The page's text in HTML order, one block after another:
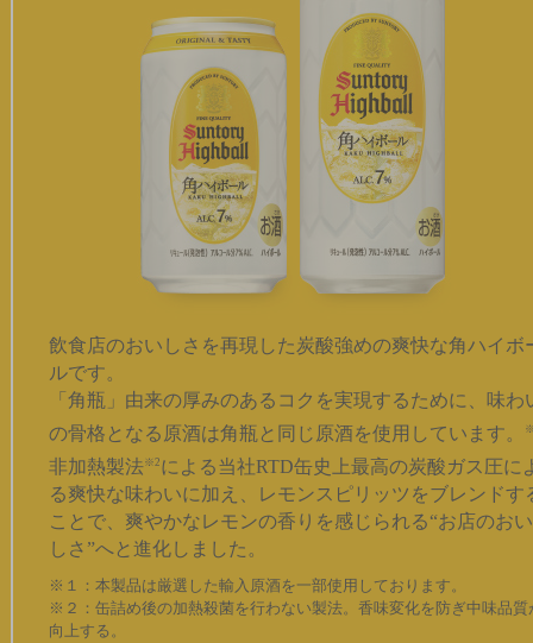
飲食店のおいしさを再現した炭酸強めの爽快な角ハイボ
ルです。
「角瓶」由来の厚みのあるコクを実現するために、味わ
の骨格となる原酒は角瓶と同じ原酒を使用しています。
非加熱製法※2 による当社RTD缶史上最高の炭酸ガス圧に
る爽快な味わいに加え、レモンスピリッツをブレンドす
ことで、爽やかなレモンの香りを感じられる“お店のおい
しさ”へと進化しました。
※１：本製品は厳選した輸入原酒を一部使用しております。
※２：缶詰め後の加熱殺菌を行わない製法。香味変化を防ぎ中味品質
向上する。